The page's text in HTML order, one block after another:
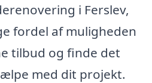
i Ferslev,
fordel af muligheden
tilbud og finde det
med dit projekt.